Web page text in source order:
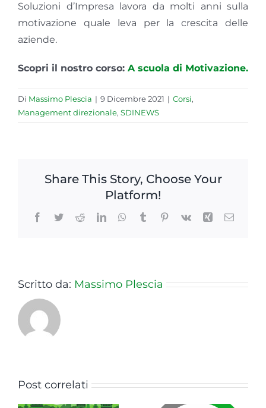
Soluzioni d’Impresa lavora da molti anni sulla
motivazione quale leva per la crescita delle
aziende.
Scopri il nostro corso: A scuola di Motivazione.
Di Massimo Plescia | 9 Dicembre 2021 | Corsi,
Management direzionale, SDINEWS
Share This Story, Choose Your
Platform!
Facebook
TwitterRedditLinkedInWhatsApp
TumblrPinterest
Vk Xing Email
Scritto da: Massimo Plescia
Post correlati